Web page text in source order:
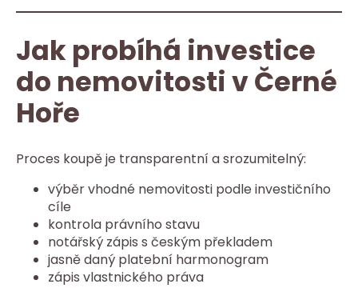
Jak probíhá investice
do nemovitosti v Černé
Hoře
Proces koupě je transparentní a srozumitelný:
výběr vhodné nemovitosti podle investičního
cíle
kontrola právního stavu
notářský zápis s českým překladem
jasně daný platební harmonogram
zápis vlastnického práva